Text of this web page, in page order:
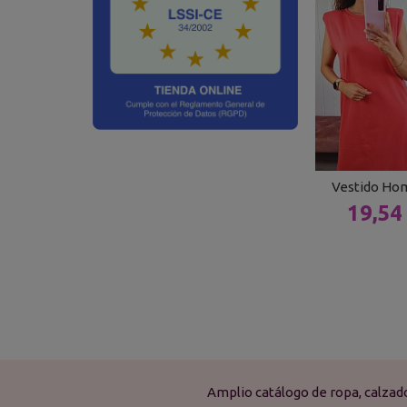
Vestido
Amplio catálogo de ropa,